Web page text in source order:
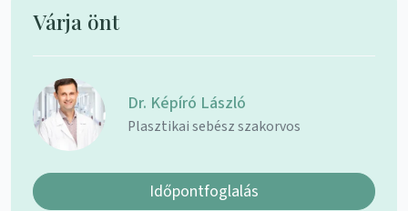
Várja önt
Dr. Képíró László
Plasztikai sebész szakorvos
Időpontfoglalás